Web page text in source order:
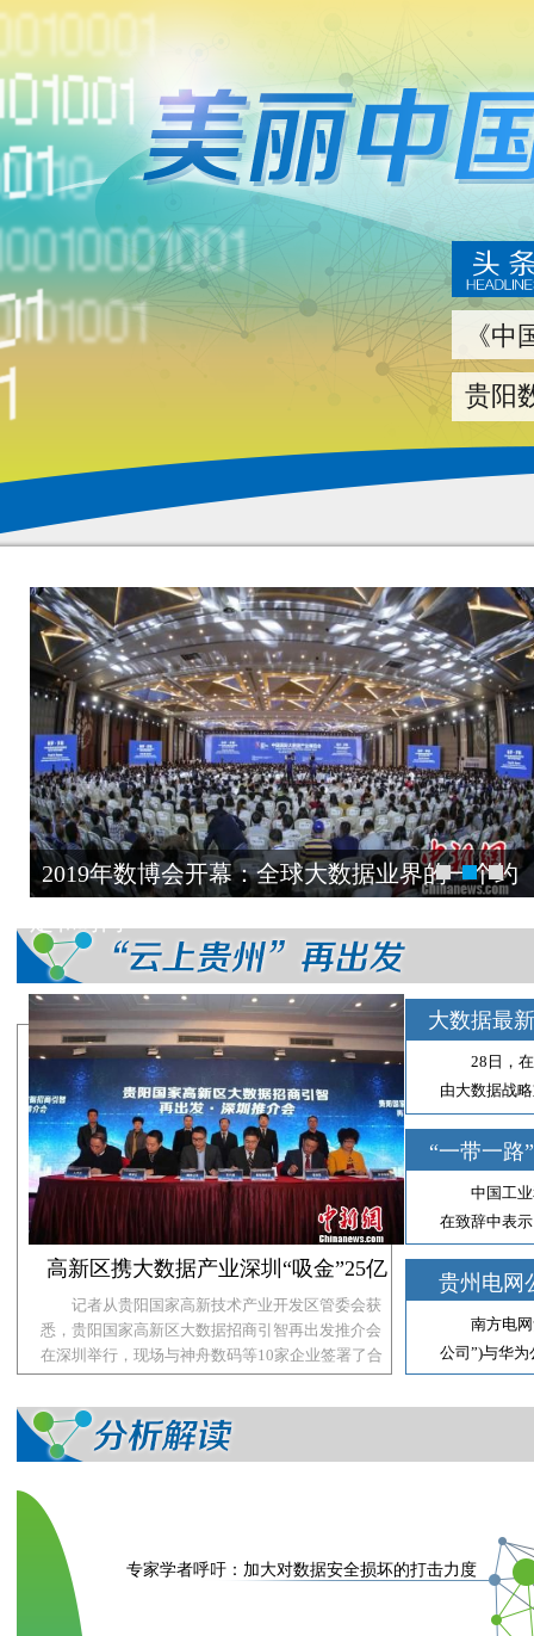
《
贵阳
2019年数博会开幕：全球大数据业界的一个约
高新区携大数据产业深圳“吸金”25亿
记者从贵阳国家高新技术产业开发区管委会获
悉，贵阳国家高新区大数据招商引智再出发推介会
在深圳举行，现场与神舟数码等10家企业签署了合
作协议，涉及大数据存储、运用、分析以及装备制
造、金融、大健康等方面
大数据最
28日，
由大数据战
5.0：数据社
数据时代的
布，标志着
“一带一路
中国工
在致辞中表
动，从愿景
国家开始通
贵州电网
南方电
公司”)与华
等领域展开
专家学者呼吁：加大对数据安全损坏的打击力度